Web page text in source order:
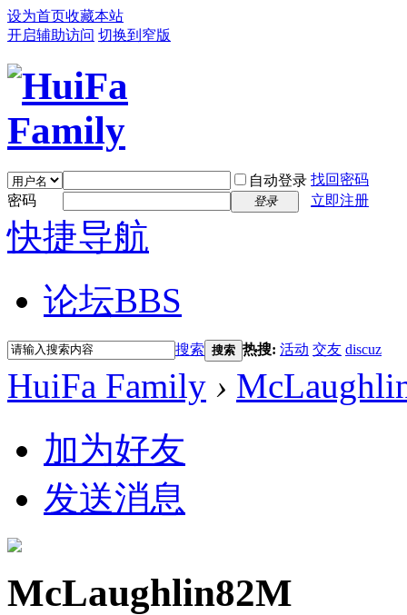
设为首页收藏本站
开启辅助访问 切换到窄版
自动登录 找回密码
密码
登录 立即注册
快捷导航
论坛BBS
搜索 搜索 热搜: 活动 交友 discuz
HuiFa Family ›
加为好友
发送消息
McLaughlin82M